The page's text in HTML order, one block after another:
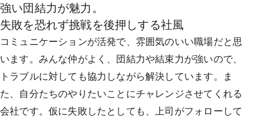
強い団結力が魅力。
失敗を恐れず挑戦を後押しする社風
コミュニケーションが活発で、雰囲気のいい職場だと思
います。みんな仲がよく、団結力や結束力が強いので、
トラブルに対しても協力しながら解決しています。ま
た、自分たちのやりたいことにチャレンジさせてくれる
会社です。仮に失敗したとしても、上司がフォローして